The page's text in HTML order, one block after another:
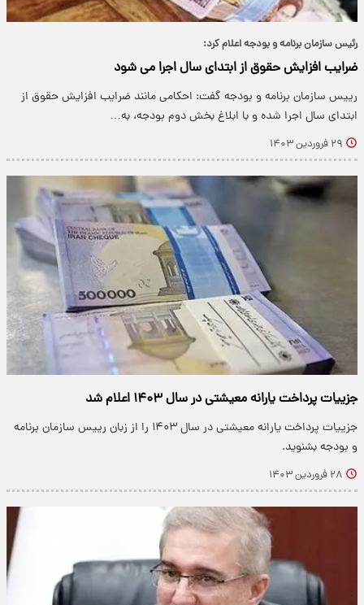
رئیس سازمان برنامه و بودجه اعلام کرد:
ضرایب افزایش حقوق از ابتدای سال اجرا می شود
رییس سازمان برنامه و بودجه گفت: احکامی مانند ضرایب افزایش حقوق از
ابتدای سال اجرا شده و با ابلاغ بخش دوم بودجه، به…
۲۹ فروردین ۱۴۰۳
جزییات پرداخت یارانه‌ معیشتی در سال ۱۴۰۳ اعلام شد
جزییات پرداخت یارانه‌ معیشتی در سال ۱۴۰۳ را از زبان رییس سازمان برنامه
و بودجه بشنوید.
۲۸ فروردین ۱۴۰۳